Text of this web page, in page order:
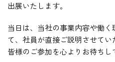
出展いたします。
当日は、当社の事業内容や働
て、社員が直接ご説明させてい
皆様のご参加を心よりお待ちし